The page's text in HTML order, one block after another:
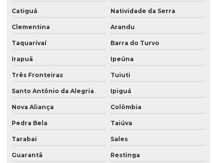
Catiguá Natividade da Serra
Clementina Arandu
Taquarivaí Barra do Turvo
Irapuã Ipeúna
Três Fronteiras Tuiuti
Santo Antônio da Alegria Ipiguá
Nova Aliança Colômbia
Pedra Bela Taiúva
Tarabai Sales
Guarantã Restinga